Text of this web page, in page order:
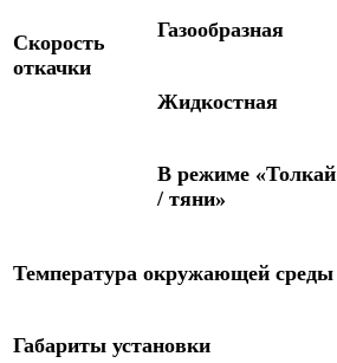
Скорость
откачки
Газообразная
Жидкостная
В режиме «Толкай
/ тяни»
Температура окружающей среды
Габариты установки